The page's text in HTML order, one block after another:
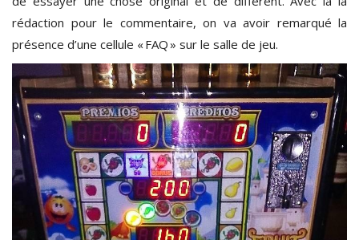
rédaction pour le commentaire, on va avoir remarqué la
présence d’une cellule « FAQ » sur le salle de jeu.